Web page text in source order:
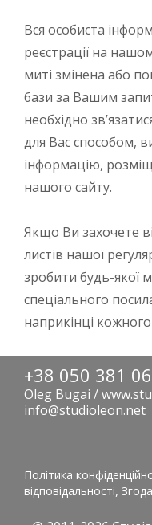
Вся особиста
реєстрації на
миті змінена або
бази за Вашим
необхідно
для Вас способом,
інформацію,
нашого сайту.
Якщо Ви захочете
листів нашої
зробити будь-якої
спеціального
наприкінці
+38 050 381
Oleg Bugai /
info@studioleon.net
Політика
відповідальності,